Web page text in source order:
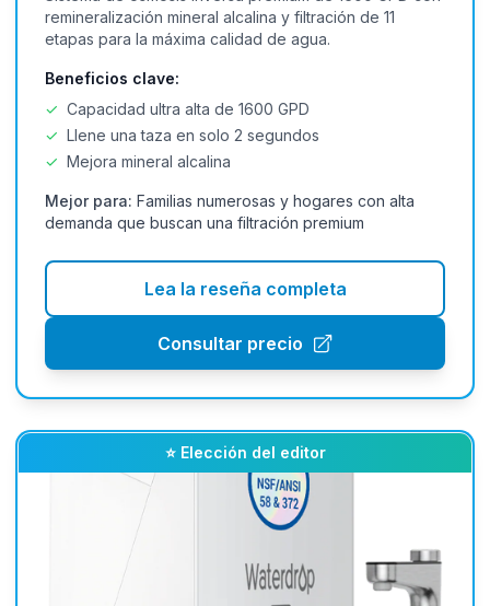
remineralización mineral alcalina y filtración de 11
etapas para la máxima calidad de agua.
Beneficios clave:
✓ Capacidad ultra alta de 1600 GPD
✓ Llene una taza en solo 2 segundos
✓ Mejora mineral alcalina
Mejor para: Familias numerosas y hogares con alta
demanda que buscan una filtración premium
Lea la reseña completa
Consultar precio
⭐ Elección del editor